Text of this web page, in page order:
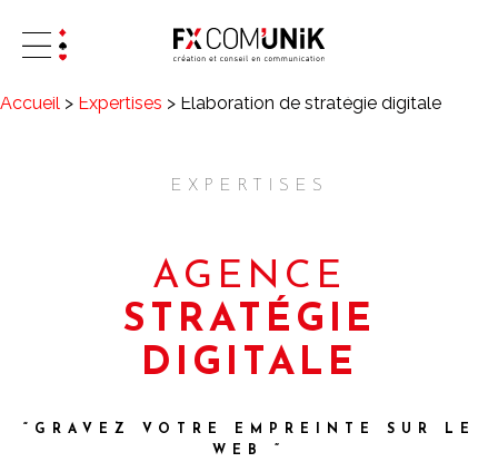
Accueil > Expertises > Élaboration de stratégie digitale
EXPERTISES
AGENCE
STRATÉGIE
DIGITALE
“GRAVEZ VOTRE EMPREINTE SUR LE
WEB ”